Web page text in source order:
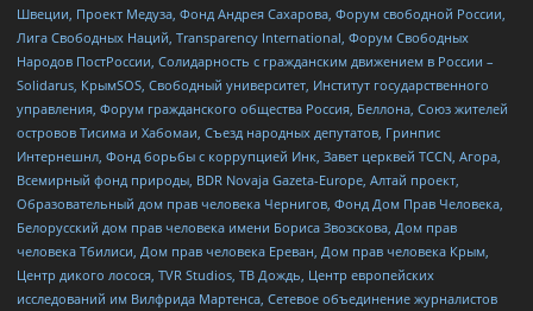
Швеции, Проект Медуза, Фонд Андрея Сахарова, Форум свободной России,
Лига Свободных Наций, Transparеncy International, Форум Свободных
Народов ПостРоссии, Солидарность с гражданским движением в России –
Solidarus, КрымSOS, Свободный университет, Институт государственного
управления, Форум гражданского общества Россия, Беллона, Союз жителей
островов Тисима и Хабомаи, Съезд народных депутатов, Гринпис
Интернешнл, Фонд борьбы с коррупцией Инк, Завет церквей TCCN, Агора,
Всемирный фонд природы, BDR Novaja Gazeta-Europe, Алтай проект,
Образовательный дом прав человека Чернигов, Фонд Дом Прав Человека,
Белорусский дом прав человека имени Бориса Звозскова, Дом прав
человека Тбилиси, Дом прав человека Ереван, Дом прав человека Крым,
Центр дикого лосося, TVR Studios, ТВ Дождь, Центр европейских
исследований им Вилфрида Мартенса, Сетевое объединение журналистов